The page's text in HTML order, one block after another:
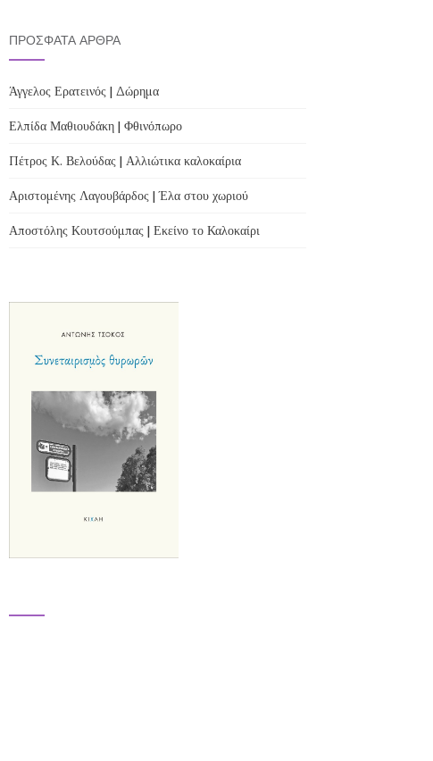
ΠΡΌΣΦΑΤΑ ΆΡΘΡΑ
Άγγελος Ερατεινός | Δώρημα
Ελπίδα Μαθιουδάκη | Φθινόπωρο
Πέτρος Κ. Βελούδας | Αλλιώτικα καλοκαίρια
Αριστομένης Λαγουβάρδος | Έλα στου χωριού
Αποστόλης Κουτσούμπας | Εκείνο το Καλοκαίρι